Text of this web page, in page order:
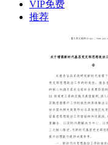
VIP免费
推荐